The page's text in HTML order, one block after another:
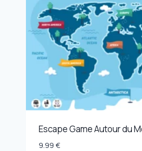
Escape Game Autour du
9.99 €